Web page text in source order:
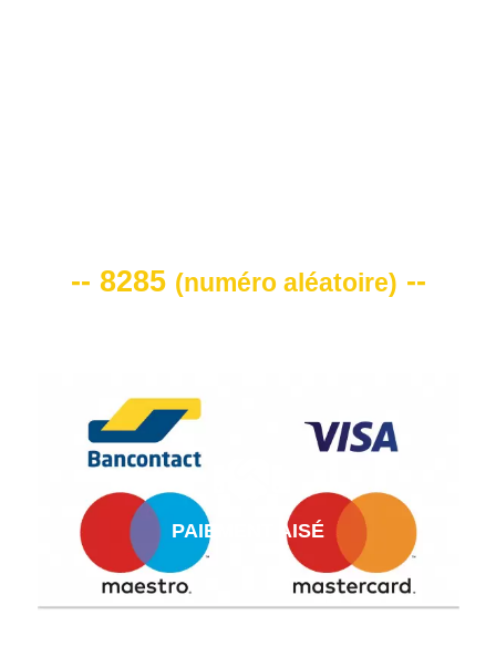
-- 8285 (numéro aléatoire) --
PAIEMENT AISÉ